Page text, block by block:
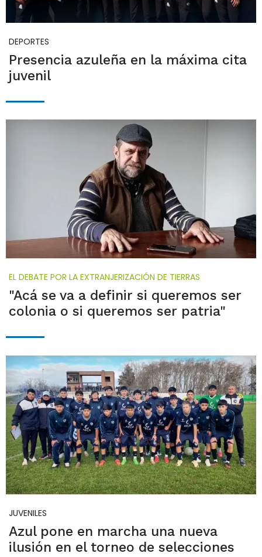
DEPORTES
Presencia azuleña en la máxima cita
juvenil
EL DEBATE POR LA EXTRANJERIZACIÓN DE TIERRAS
"Acá se va a definir si queremos ser
colonia o si queremos ser patria"
JUVENILES
Azul pone en marcha una nueva
ilusión en el torneo de selecciones